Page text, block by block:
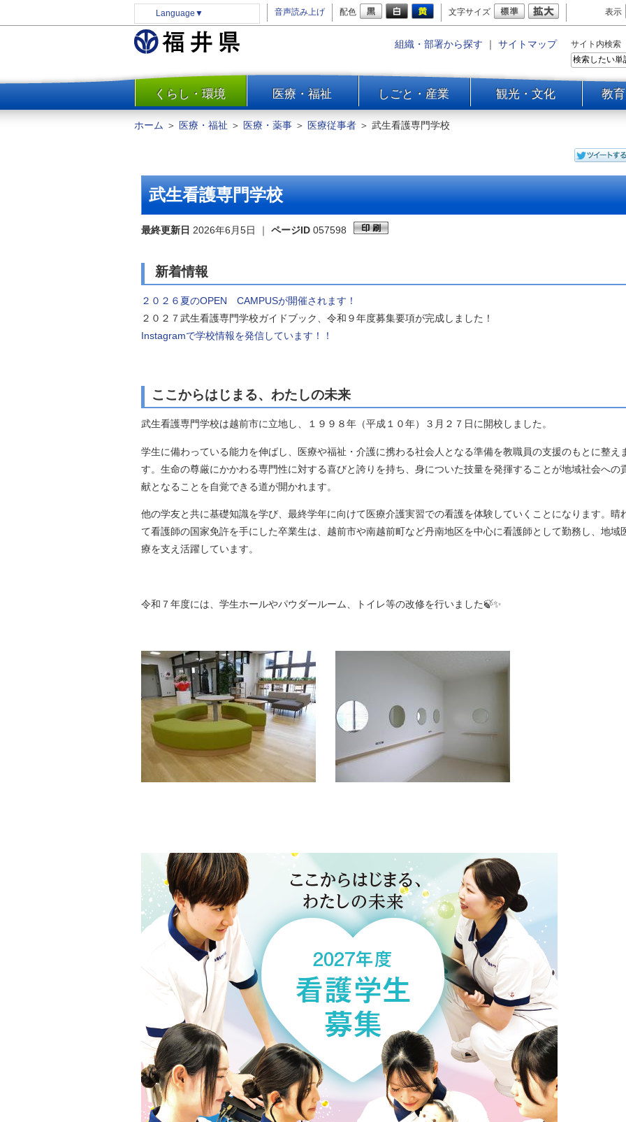
Language ▼ 音声読み上げ 配色 文字サイズ 表示
組織・部署から探す ｜ サイトマップ サイト内検索
一覧
くらし・環境 医療・福祉 しごと・産業 観光・文化 教
防災
水道・エネルギー
住まい・土地
環境問題・廃棄物対策・リサ
イクル
まちづくり
交通・道路
河川・砂防・港湾
自然
ホーム ＞ 医療・福祉 ＞ 医療・薬事 ＞ 医療従事者 ＞ 武生看護専門学校
武生看護専門学校
最終更新日 2026年6月5日 ｜ ページID 057598
新着情報
２０２６夏のOPEN CAMPUSが開催されます！
２０２７武生看護専門学校ガイドブック、令和９年度募集要項が完成しました！
Instagramで学校情報を発信しています！！
ここからはじまる、わたしの未来
武生看護専門学校は越前市に立地し、 １９９８年（平成１０年）３月２７日に開校しました。
学生に備わっている能力を伸ばし、医療や福祉・介護に携わる社会人となる準備を教職員の支援のもとに整え
す。生命の尊厳にかかわる専門性に対する喜びと誇りを持ち、身についた技量を発揮することが地域社会への
献となることを自覚できる道が開かれます。
他の学友と共に基礎知識を学び、最終学年に向けて医療介護実習での看護を体験していくことになります。晴
て看護師の国家免許を手にした卒業生は、越前市や南越前町など丹南地区を中心に看護師として勤務し、地域
療を支え活躍しています。
令和７年度には、学生ホールやパウダールーム、トイレ等の改修を行いました🍃✨